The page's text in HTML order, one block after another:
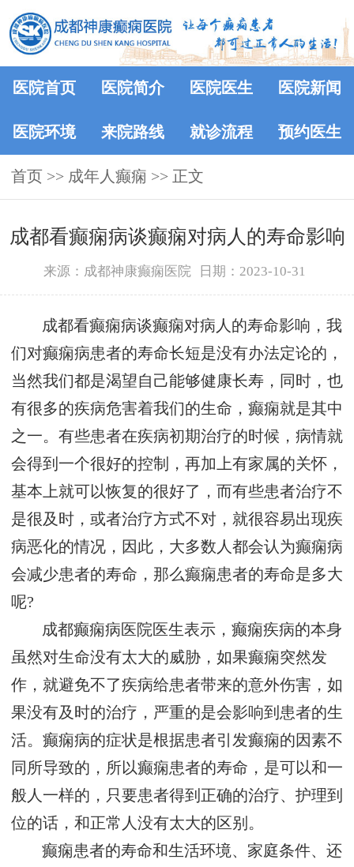
医院首页 医院简介 医院医生 医院新闻
医院环境 来院路线 就诊流程 预约医生
首页 >> 成年人癫痫 >> 正文
成都看癫痫病谈癫痫对病人的寿命影响
来源：成都神康癫痫医院 日期：2023-10-31
成都看癫痫病谈癫痫对病人的寿命影响，我
们对癫痫病患者的寿命长短是没有办法定论的，
当然我们都是渴望自己能够健康长寿，同时，也
有很多的疾病危害着我们的生命，癫痫就是其中
之一。有些患者在疾病初期治疗的时候，病情就
会得到一个很好的控制，再加上有家属的关怀，
基本上就可以恢复的很好了，而有些患者治疗不
是很及时，或者治疗方式不对，就很容易出现疾
病恶化的情况，因此，大多数人都会认为癫痫病
会减少患者的寿命，那么癫痫患者的寿命是多大
呢?
成都癫痫病医院医生表示，癫痫疾病的本身
虽然对生命没有太大的威胁，如果癫痫突然发
作，就避免不了疾病给患者带来的意外伤害，如
果没有及时的治疗，严重的是会影响到患者的生
活。癫痫病的症状是根据患者引发癫痫的因素不
同所导致的，所以癫痫患者的寿命，是可以和一
般人一样的，只要患者得到正确的治疗、护理到
位的话，和正常人没有太大的区别。
癫痫患者的寿命和生活环境、家庭条件、还